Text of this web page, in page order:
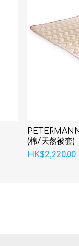
(棉/天然被套)
HK$2,220.00